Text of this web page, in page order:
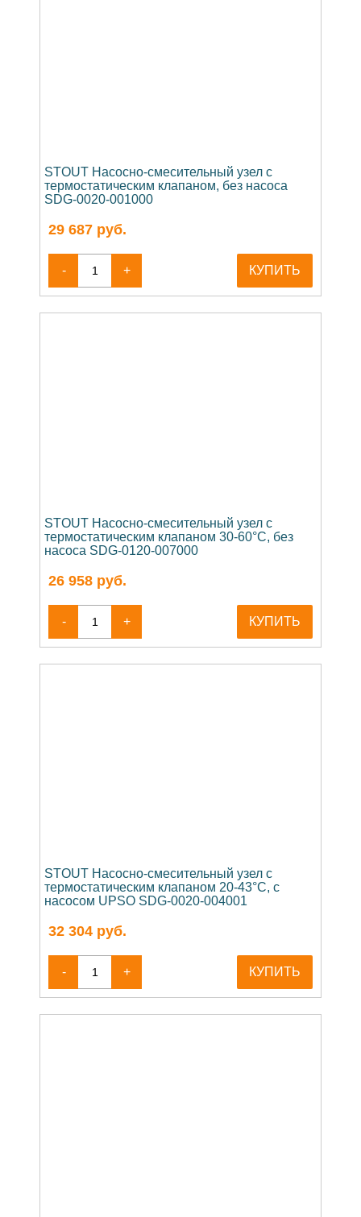
STOUT Насосно-смесительный узел с
термостатическим клапаном, без насоса
SDG-0020-001000
29 687 руб.
- + КУПИТЬ
STOUT Насосно-смесительный узел с
термостатическим клапаном 30-60°C, без
насоса SDG-0120-007000
26 958 руб.
- + КУПИТЬ
STOUT Насосно-смесительный узел с
термостатическим клапаном 20-43°C, с
насосом UPSO SDG-0020-004001
32 304 руб.
- + КУПИТЬ